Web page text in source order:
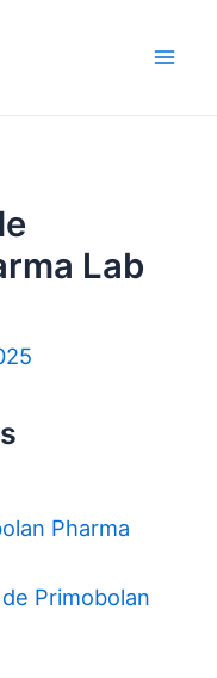
Lab
Pharma
Primobolan